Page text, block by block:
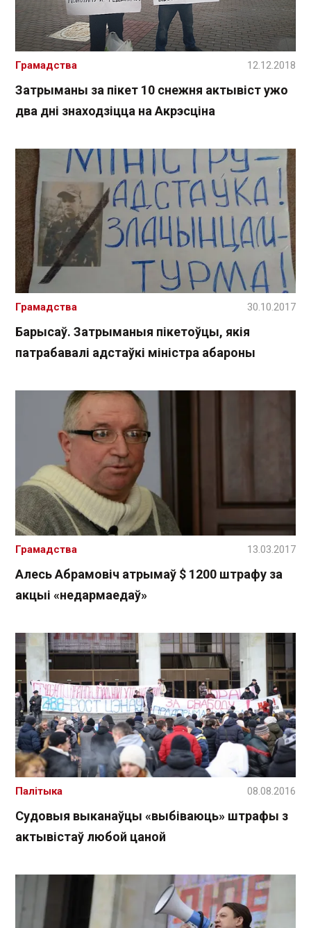
Затрыманы за пікет 10 снежня актывіст ужо
два дні знаходзіцца на Акрэсціна
Грамадства 12.12.2018
Барысаў. Затрыманыя пікетоўцы, якія
патрабавалі адстаўкі міністра абароны
Грамадства 30.10.2017
Алесь Абрамовіч атрымаў $ 1200 штрафу за
акцыі «недармаедаў»
Грамадства 13.03.2017
Судовыя выканаўцы «выбіваюць» штрафы з
актывістаў любой цаной
Палітыка 08.08.2016